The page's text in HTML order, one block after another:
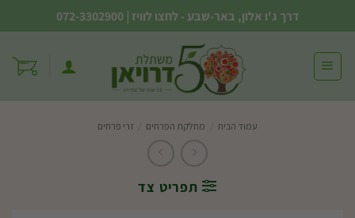
to
content
דרך ג'ו אלון, באר-שבע - לחצו לוויז |
072-3302900
עמוד הבית מחלקת הפרחים זרי פרחים
תפריט צד